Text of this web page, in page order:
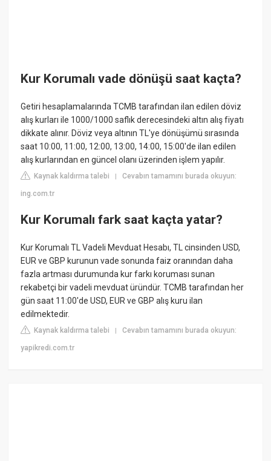
Kur Korumalı vade dönüşü saat kaçta?
Getiri hesaplamalarında TCMB tarafından ilan edilen döviz
alış kurları ile 1000/1000 saflık derecesindeki altın alış fiyatı
dikkate alınır. Döviz veya altının TL'ye dönüşümü sırasında
saat 10:00, 11:00, 12:00, 13:00, 14:00, 15:00'de ilan edilen
alış kurlarından en güncel olanı üzerinden işlem yapılır.
Kaynak kaldırma talebi |Cevabın tamamını burada okuyun:
ing.com.tr
Kur Korumalı fark saat kaçta yatar?
Kur Korumalı TL Vadeli Mevduat Hesabı, TL cinsinden USD,
EUR ve GBP kurunun vade sonunda faiz oranından daha
fazla artması durumunda kur farkı koruması sunan
rekabetçi bir vadeli mevduat üründür. TCMB tarafından her
gün saat 11:00'de USD, EUR ve GBP alış kuru ilan
edilmektedir.
Kaynak kaldırma talebi |Cevabın tamamını burada okuyun:
yapikredi.com.tr